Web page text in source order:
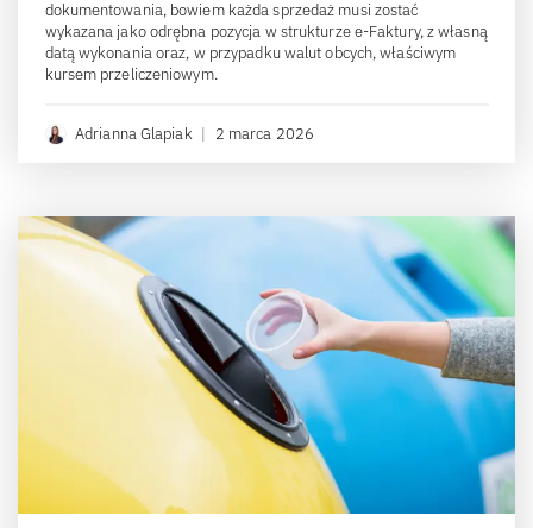
dokumentowania, bowiem każda sprzedaż musi zostać
wykazana jako odrębna pozycja w strukturze e-Faktury, z własną
datą wykonania oraz, w przypadku walut obcych, właściwym
kursem przeliczeniowym.
Adrianna Glapiak | 2 marca 2026